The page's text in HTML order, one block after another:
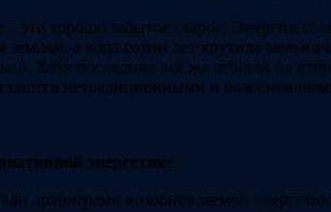
– это хорошо забытое старое. Энергии
землям, а вода сотни лет крутила
Хотя последние все же отошли на
нетрадиционными и
энергетике
драйверами возобновляемой